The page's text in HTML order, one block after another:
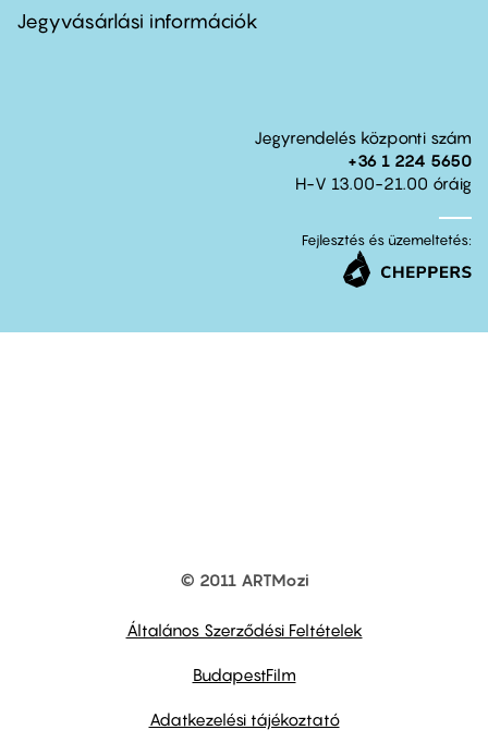
second
Jegyvásárlási információk
Jegyrendelés központi szám
+36 1 224 5650
H-V 13.00-21.00 óráig
Fejlesztés és üzemeltetés:
© 2011 ARTMozi
Általános Szerződési Feltételek
BudapestFilm
Adatkezelési tájékoztató